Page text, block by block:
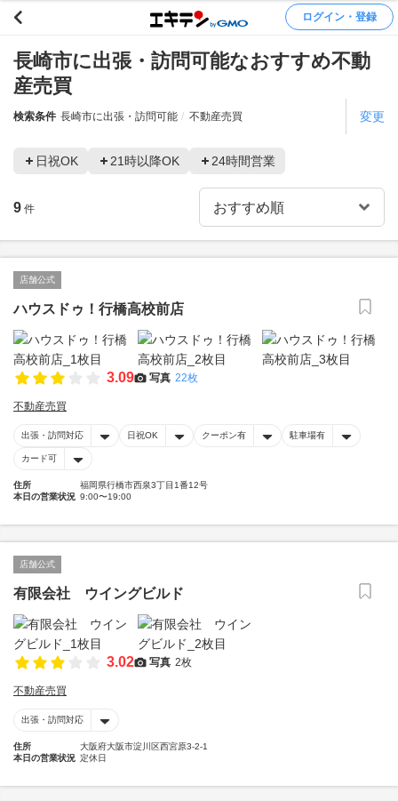
ログイン・登録
長崎市に出張・訪問可能なおすすめ不動
産売買
検索条件 長崎市に出張・訪問可能 不動産売買 変更
日祝OK 21時以降OK 24時間営業
9 件
店舗公式
ハウスドゥ！行橋高校前店
3.09 写真 22枚
不動産売買
出張・訪問対応 日祝OK クーポン有 駐車場有
カード可
住所
福岡県行橋市西泉3丁目1番12号
本日の営業状況 9:00〜19:00
店舗公式
有限会社 ウイングビルド
3.02 写真 2枚
不動産売買
出張・訪問対応
住所
大阪府大阪市淀川区西宮原3-2-1
本日の営業状況 定休日